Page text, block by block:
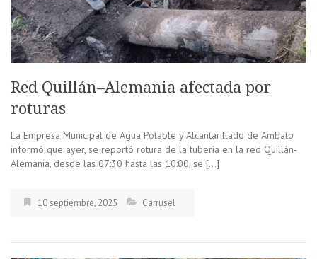
Red Quillán–Alemania afectada por
roturas
La Empresa Municipal de Agua Potable y Alcantarillado de Ambato
informó que ayer, se reportó rotura de la tubería en la red Quillán-
Alemania, desde las 07:30 hasta las 10:00, se […]
10 septiembre, 2025 Carrusel